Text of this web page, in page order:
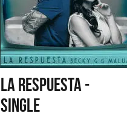
LA RESPUESTA -
SINGLE